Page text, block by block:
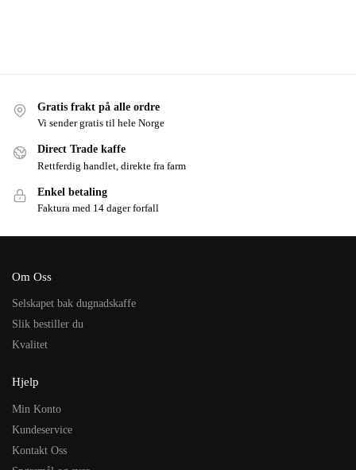
Gratis frakt på alle ordre
Vi sender gratis til hele Norge
Direct Trade kaffe
Rettferdig handlet, direkte fra farm
Enkel betaling
Faktura med 14 dager forfall
Om Oss
Selskapet bak dugnadskaffe
Slik bestiller du
Kvalitet
Hjelp
Min Konto
Kundeservice
Kontakt Oss